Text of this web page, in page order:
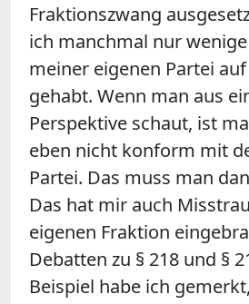
Fraktionszwang
ich manchmal nur
meiner eigenen Partei
gehabt. Wenn man aus
Perspektive schaut, ist
eben nicht konform mit
Partei. Das muss man
Das hat mir auch
eigenen Fraktion
Debatten zu § 218 und §
Beispiel habe ich